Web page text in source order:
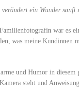
ein Wunder sanft
war es
was meine Kundinnen
und Humor in
steht und